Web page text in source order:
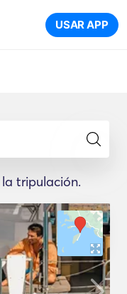
USAR APP
tripulación.